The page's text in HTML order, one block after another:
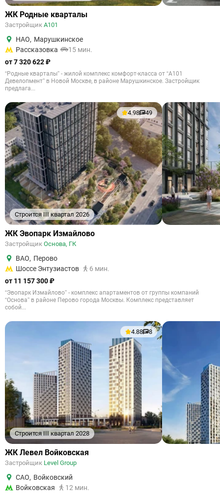
ЖК Родные кварталы
Застройщик А101
НАО, Марушкинское
Рассказовка
15 мин.
от 7 320 622 ₽
“Родные кварталы” - жилой комплекс комфорт-класса от “А101
Девелопмент” в Новой Москве, в районе Марушкинское. Застройщик
предлага...
Строится III квартал 2026
4.98 49
ЖК Эвопарк Измайлово
Застройщик Основа, ГК
ВАО, Перово
Шоссе Энтузиастов
6 мин.
от 11 157 300 ₽
“Эвопарк Измайлово” - комплекс апартаментов от группы компаний
“Основа” в районе Перово города Москвы. Комплекс представляет
собой...
Строится III квартал 2028
4.88 8
ЖК Левел Войковская
Застройщик Level Group
САО, Войковский
Войковская
12 мин.